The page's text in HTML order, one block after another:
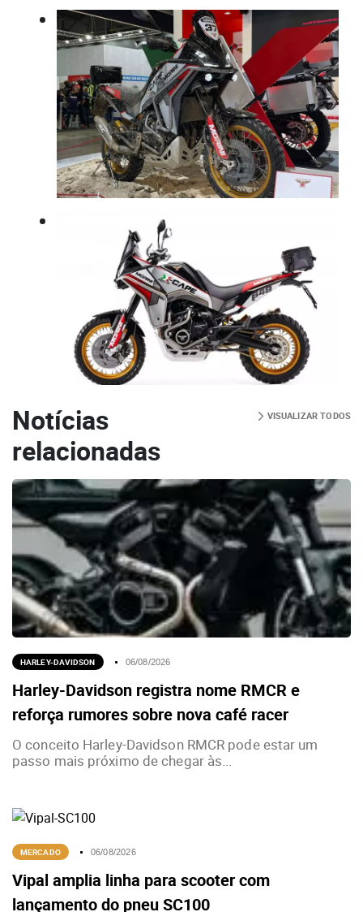
Notícias
relacionadas
VISUALIZAR TODOS
HARLEY-DAVIDSON 06/08/2026
Harley-Davidson registra nome RMCR e
reforça rumores sobre nova café racer
O conceito Harley-Davidson RMCR pode estar um
passo mais próximo de chegar às...
MERCADO 06/08/2026
Vipal amplia linha para scooter com
lançamento do pneu SC100